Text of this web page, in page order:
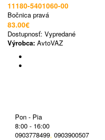
11180-5401060-00
Bočnica pravá
83.00€
Dostupnosť: Vypredané
Výrobca: AvtoVAZ
Pon - Pia
8:00 - 16:00
0903778499, 0903900507